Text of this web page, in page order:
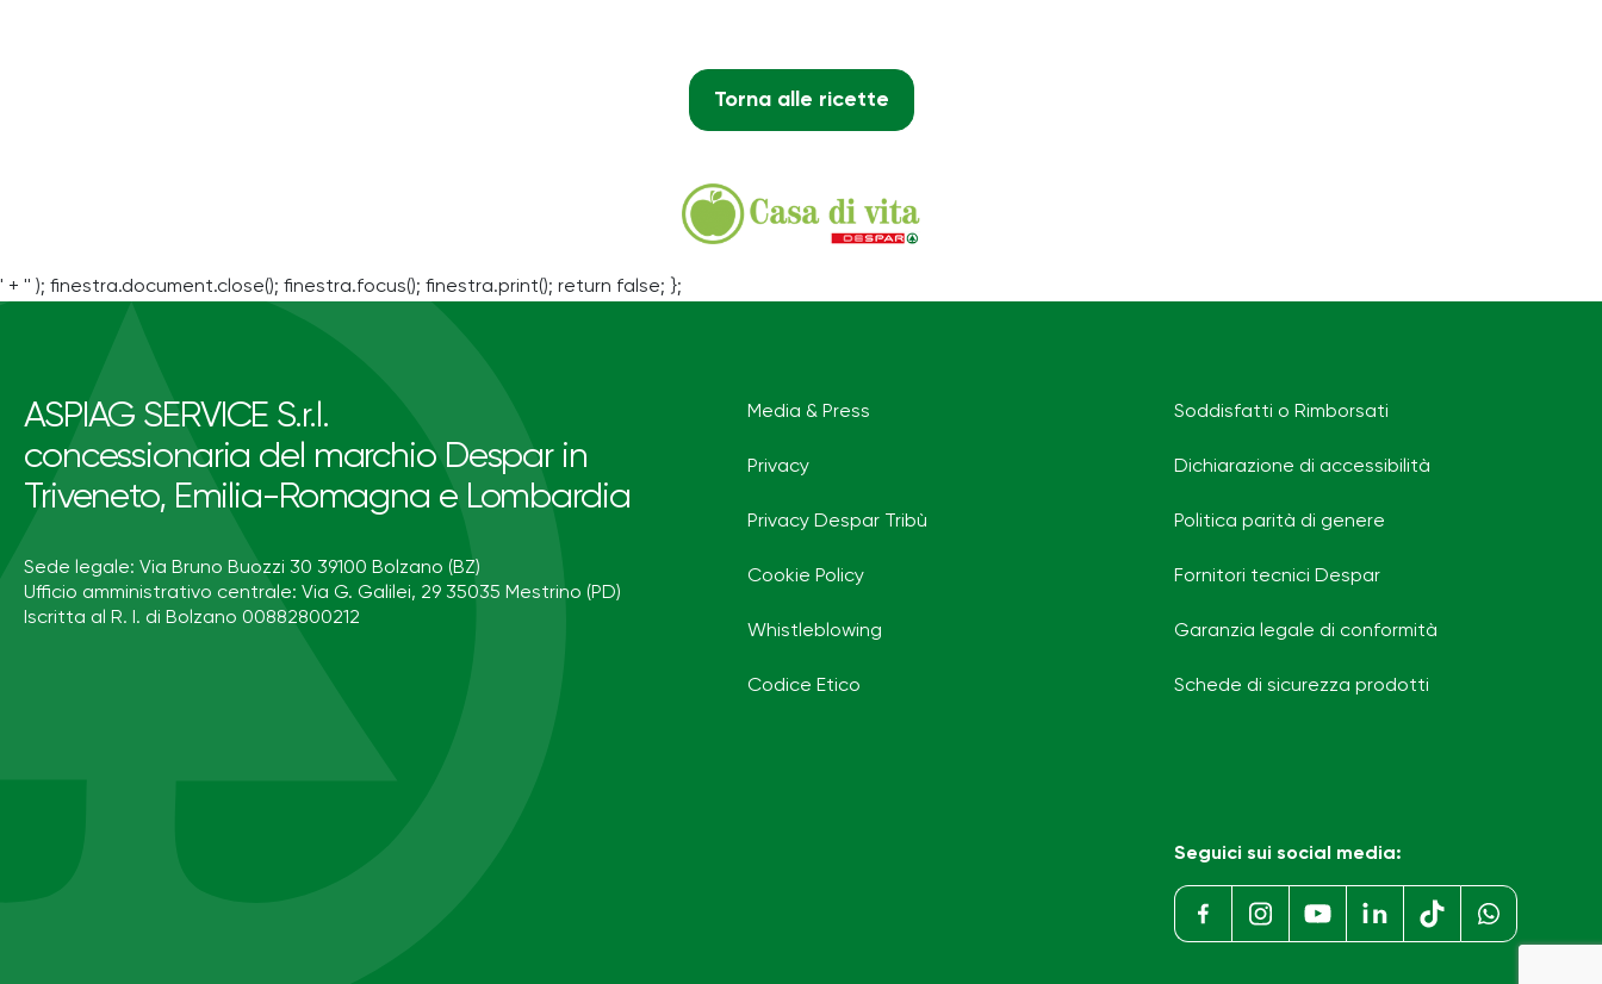
Torna alle ricette
' + '' ); finestra.document.close(); finestra.focus(); finestra.print(); return false; };
ASPIAG SERVICE S.r.l.
concessionaria del marchio Despar in
Triveneto, Emilia-Romagna e Lombardia
Sede legale: Via Bruno Buozzi 30 39100 Bolzano (BZ)
Ufficio amministrativo centrale: Via G. Galilei, 29 35035 Mestrino (PD)
Iscritta al R. I. di Bolzano 00882800212
Media & Press
Privacy
Privacy Despar Tribù
Cookie Policy
Whistleblowing
Codice Etico
Soddisfatti o Rimborsati
Dichiarazione di accessibilità
Politica parità di genere
Fornitori tecnici Despar
Garanzia legale di conformità
Schede di sicurezza prodotti
Seguici sui social media: